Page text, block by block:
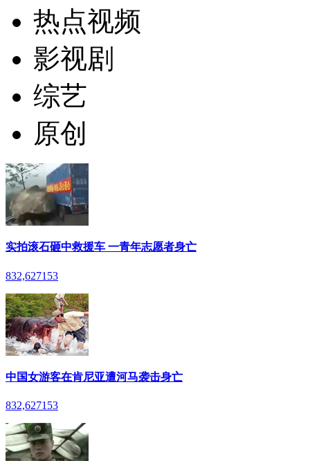
热点视频
影视剧
综艺
原创
实拍滚石砸中救援车 一青年志愿者身亡
832,627153
中国女游客在肯尼亚遭河马袭击身亡
832,627153